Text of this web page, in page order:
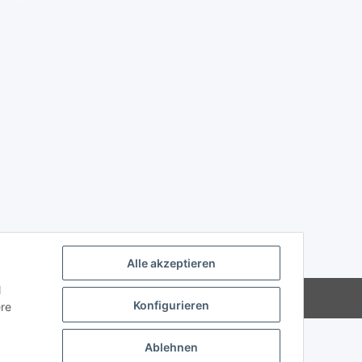
Alle akzeptieren
Konfigurieren
Ablehnen